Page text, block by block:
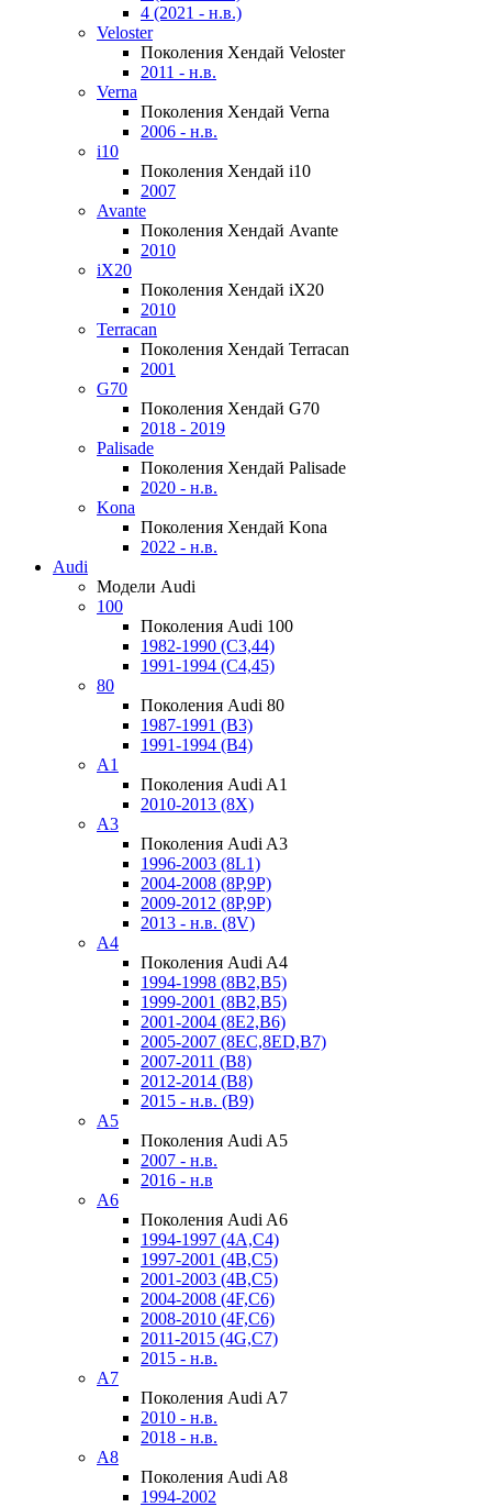
4 (2021 - н.в.)
Veloster
Поколения Хендай Veloster
2011 - н.в.
Verna
Поколения Хендай Verna
2006 - н.в.
i10
Поколения Хендай i10
2007
Avante
Поколения Хендай Avante
2010
iX20
Поколения Хендай iX20
2010
Terracan
Поколения Хендай Terracan
2001
G70
Поколения Хендай G70
2018 - 2019
Palisade
Поколения Хендай Palisade
2020 - н.в.
Kona
Поколения Хендай Kona
2022 - н.в.
Audi
Модели Audi
100
Поколения Audi 100
1982-1990 (С3,44)
1991-1994 (С4,45)
80
Поколения Audi 80
1987-1991 (B3)
1991-1994 (B4)
A1
Поколения Audi A1
2010-2013 (8X)
A3
Поколения Audi A3
1996-2003 (8L1)
2004-2008 (8P,9P)
2009-2012 (8P,9P)
2013 - н.в. (8V)
A4
Поколения Audi A4
1994-1998 (8B2,B5)
1999-2001 (8B2,B5)
2001-2004 (8E2,B6)
2005-2007 (8EC,8ED,B7)
2007-2011 (B8)
2012-2014 (B8)
2015 - н.в. (B9)
A5
Поколения Audi A5
2007 - н.в.
2016 - н.в
A6
Поколения Audi A6
1994-1997 (4A,C4)
1997-2001 (4B,C5)
2001-2003 (4B,C5)
2004-2008 (4F,C6)
2008-2010 (4F,C6)
2011-2015 (4G,C7)
2015 - н.в.
A7
Поколения Audi A7
2010 - н.в.
2018 - н.в.
A8
Поколения Audi A8
1994-2002